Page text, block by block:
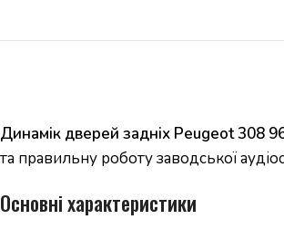
Динамік дверей задніх Peugeot 308
та правильну роботу заводської
Основні характеристики